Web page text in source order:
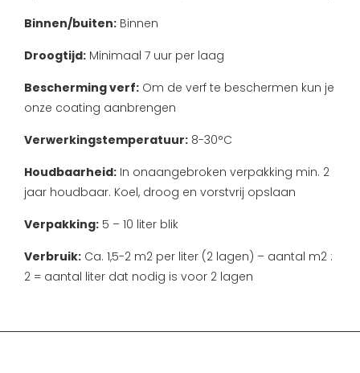
Binnen/buiten: Binnen
Droogtijd: Minimaal 7 uur per laag
Bescherming verf: Om de verf te beschermen kun je
onze coating aanbrengen
Verwerkingstemperatuur: 8-30°C
Houdbaarheid: In onaangebroken verpakking min. 2
jaar houdbaar. Koel, droog en vorstvrij opslaan
Verpakking: 5 – 10 liter blik
Verbruik: Ca. 1,5-2 m2 per liter (2 lagen) – aantal m2 :
2 = aantal liter dat nodig is voor 2 lagen